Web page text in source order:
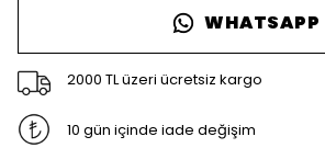
WHATSAPP
2000 TL üzeri ücretsiz kargo
10 gün içinde iade değişim